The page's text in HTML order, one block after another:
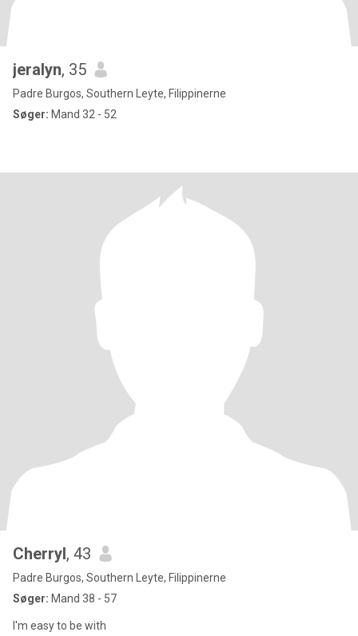
jeralyn, 35
Padre Burgos, Southern Leyte, Filippinerne
Søger: Mand 32 - 52
Cherryl, 43
Padre Burgos, Southern Leyte, Filippinerne
Søger: Mand 38 - 57
I'm easy to be with